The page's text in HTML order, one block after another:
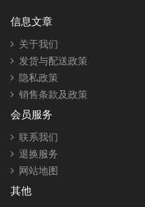
信息文章
关于我们
发货与配送政策
隐私政策
销售条款及政策
会员服务
联系我们
退换服务
网站地图
其他